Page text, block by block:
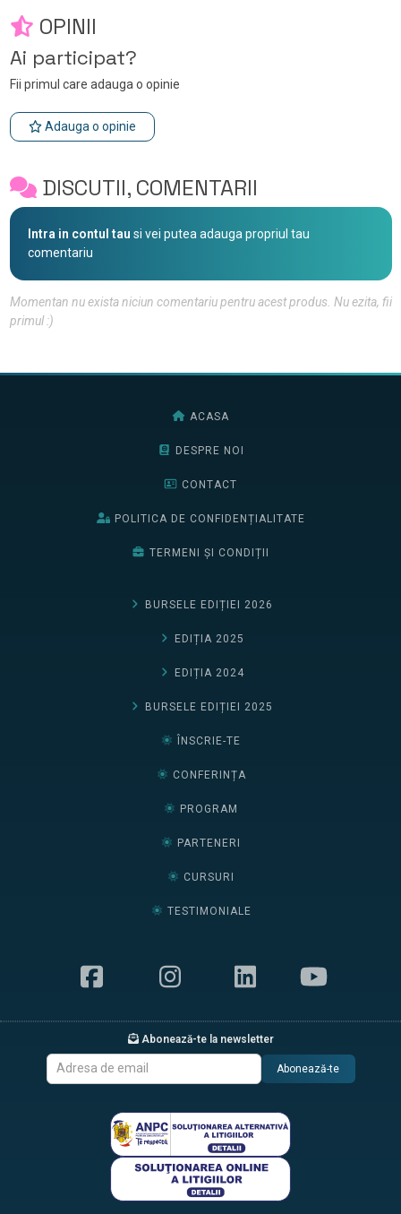
OPINII
Ai participat?
Fii primul care adauga o opinie
Adauga o opinie
DISCUTII, COMENTARII
Intra in contul tau si vei putea adauga propriul tau
comentariu
Momentan nu exista niciun comentariu pentru acest produs. Nu ezita, fii
primul :)
ACASA
DESPRE NOI
CONTACT
POLITICA DE CONFIDENȚIALITATE
TERMENI ȘI CONDIȚII
BURSELE EDIȚIEI 2026
EDIȚIA 2025
EDIȚIA 2024
BURSELE EDIȚIEI 2025
ÎNSCRIE-TE
CONFERINȚA
PROGRAM
PARTENERI
CURSURI
TESTIMONIALE
Abonează-te la newsletter
Abonează-te